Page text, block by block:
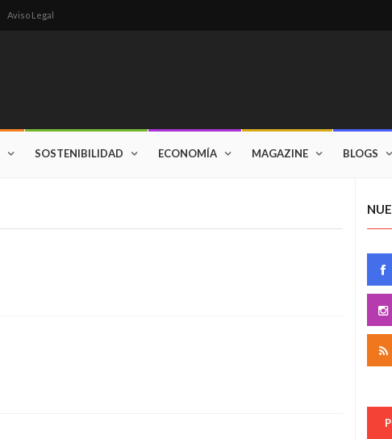
Aviso Legal
SOSTENIBILIDAD ECONOMÍA MAGAZINE BLOGS